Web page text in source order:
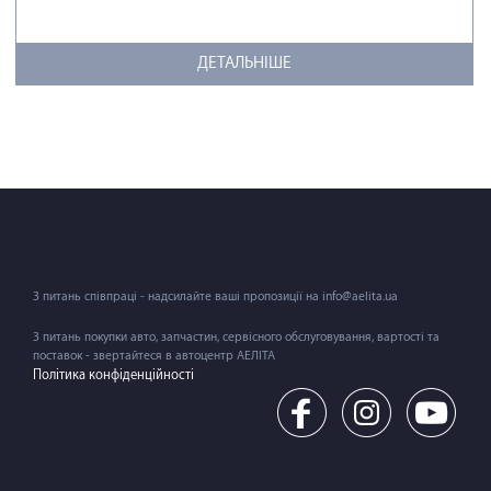
ДЕТАЛЬНІШЕ
З питань співпраці - надсилайте ваші пропозиції на info@aelita.ua
З питань покупки авто, запчастин, сервісного обслуговування, вартості та
поставок - звертайтеся в автоцентр АЕЛІТА
Політика конфіденційності